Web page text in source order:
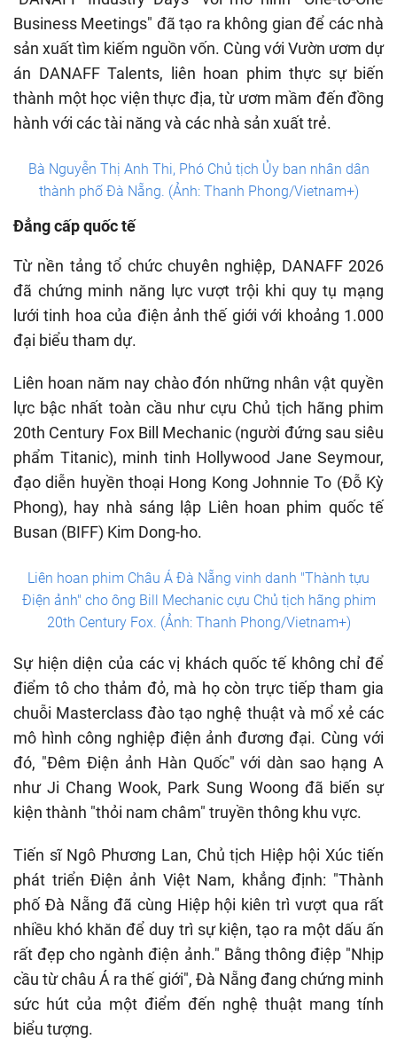
Business Meetings" đã tạo ra không gian để các nhà
sản xuất tìm kiếm nguồn vốn. Cùng với Vườn ươm dự
án DANAFF Talents, liên hoan phim thực sự biến
thành một học viện thực địa, từ ươm mầm đến đồng
hành với các tài năng và các nhà sản xuất trẻ.
Bà Nguyễn Thị Anh Thi, Phó Chủ tịch Ủy ban nhân dân
thành phố Đà Nẵng. (Ảnh: Thanh Phong/Vietnam+)
Đẳng cấp quốc tế
Từ nền tảng tổ chức chuyên nghiệp, DANAFF 2026
đã chứng minh năng lực vượt trội khi quy tụ mạng
lưới tinh hoa của điện ảnh thế giới với khoảng 1.000
đại biểu tham dự.
Liên hoan năm nay chào đón những nhân vật quyền
lực bậc nhất toàn cầu như cựu Chủ tịch hãng phim
20th Century Fox Bill Mechanic (người đứng sau siêu
phẩm Titanic), minh tinh Hollywood Jane Seymour,
đạo diễn huyền thoại Hong Kong Johnnie To (Đỗ Kỳ
Phong), hay nhà sáng lập Liên hoan phim quốc tế
Busan (BIFF) Kim Dong-ho.
Liên hoan phim Châu Á Đà Nẵng vinh danh "Thành tựu
Điện ảnh" cho ông Bill Mechanic cựu Chủ tịch hãng phim
20th Century Fox. (Ảnh: Thanh Phong/Vietnam+)
Sự hiện diện của các vị khách quốc tế không chỉ để
điểm tô cho thảm đỏ, mà họ còn trực tiếp tham gia
chuỗi Masterclass đào tạo nghệ thuật và mổ xẻ các
mô hình công nghiệp điện ảnh đương đại. Cùng với
đó, "Đêm Điện ảnh Hàn Quốc" với dàn sao hạng A
như Ji Chang Wook, Park Sung Woong đã biến sự
kiện thành "thỏi nam châm" truyền thông khu vực.
Tiến sĩ Ngô Phương Lan, Chủ tịch Hiệp hội Xúc tiến
phát triển Điện ảnh Việt Nam, khẳng định: "Thành
phố Đà Nẵng đã cùng Hiệp hội kiên trì vượt qua rất
nhiều khó khăn để duy trì sự kiện, tạo ra một dấu ấn
rất đẹp cho ngành điện ảnh." Bằng thông điệp "Nhịp
cầu từ châu Á ra thế giới", Đà Nẵng đang chứng minh
sức hút của một điểm đến nghệ thuật mang tính
biểu tượng.